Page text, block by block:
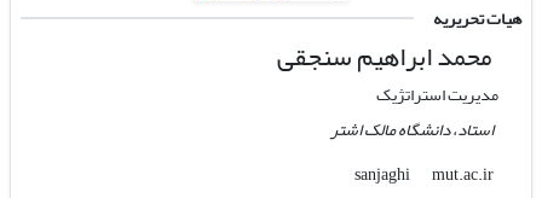
هیات تحریریه
محمد ابراهیم سنجقی
مدیریت استراتژیک
استاد، دانشگاه مالک اشتر
sanjaghi
mut.ac.ir